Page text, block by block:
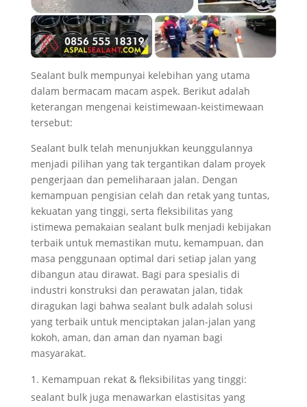
Sealant bulk mempunyai kelebihan yang utama
dalam bermacam macam aspek. Berikut adalah
keterangan mengenai keistimewaan-keistimewaan
tersebut:
Sealant bulk telah menunjukkan keunggulannya
menjadi pilihan yang tak tergantikan dalam proyek
pengerjaan dan pemeliharaan jalan. Dengan
kemampuan pengisian celah dan retak yang tuntas,
kekuatan yang tinggi, serta fleksibilitas yang
istimewa pemakaian sealant bulk menjadi kebijakan
terbaik untuk memastikan mutu, kemampuan, dan
masa penggunaan optimal dari setiap jalan yang
dibangun atau dirawat. Bagi para spesialis di
industri konstruksi dan perawatan jalan, tidak
diragukan lagi bahwa sealant bulk adalah solusi
yang terbaik untuk menciptakan jalan-jalan yang
kokoh, aman, dan aman dan nyaman bagi
masyarakat.
Kemampuan rekat & fleksibilitas yang tinggi:
sealant bulk juga menawarkan elastisitas yang